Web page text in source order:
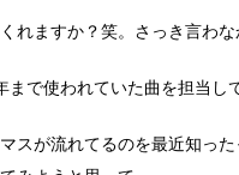
ますか？笑。さっき言わな
で使われていた曲を担当し
スが流れてるのを最近知っ